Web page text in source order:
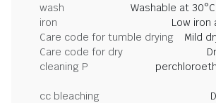
wash
Washable at
iron
Low iron
Care code for tumble drying
Mild
Care code for dry
cleaning P
cc bleaching